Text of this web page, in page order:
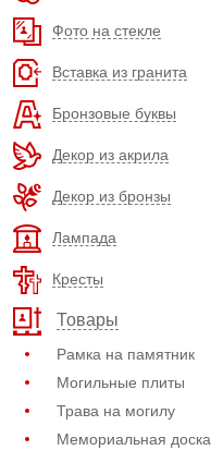
Фото на стекле
Вставка из гранита
Бронзовые буквы
Декор из акрила
Декор из бронзы
Лампада
Кресты
Товары
Рамка на памятник
Могильные плиты
Трава на могилу
Мемориальная доска